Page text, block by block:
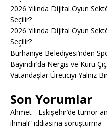
2026 Yılında Dijital Oyun
Seçilir?
2026 Yılında Dijital Oyun
Seçilir?
Burhaniye Belediyesi’nden
Bayındır’da Nergis ve Kuru
Vatandaşlar Üreticiyi Yalnız
Son Yorumlar
Ahmet - Eskişehir’de tümör
ihmali” iddiasına soruşturma